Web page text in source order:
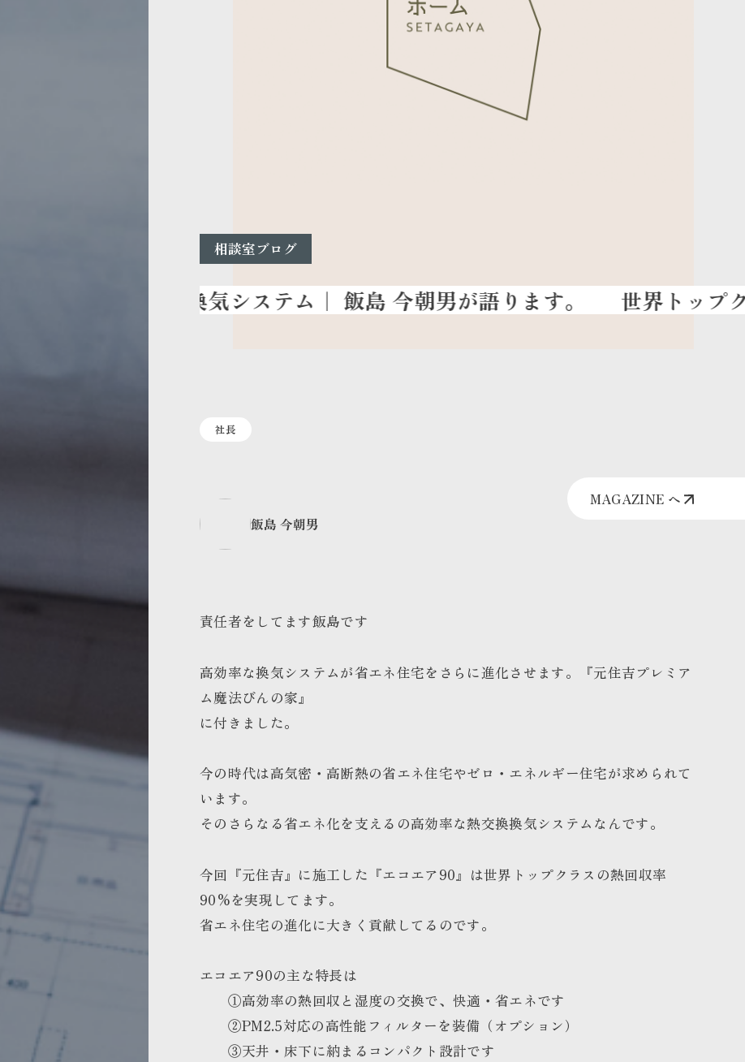
相談室ブログ
世界トップクラスの
社長
MAGAZINE へ
飯島 今朝男
責任者をしてます飯島です
高効率な換気システムが省エネ住宅をさらに進化させます。
『元住吉プレミア
ム魔法びんの家』
に付きました。
今の時代は高気密・高断熱の省エネ住宅やゼロ・エネルギー住宅が求められて
います。
そのさらなる省エネ化を支えるの高効率な熱交換換気システムなんです。
今回『元住吉』に施工した『エコエア90』は世界トップクラス の熱回収率
90%を実現してます。
省エネ住宅の進化に大きく 貢献してるのです。
エコエア90の主な特長は
①高効率の熱回収と湿度の交換で、快適・省エネです
②PM2.5対応の高性能フィルターを装備（オプション）
③天井・床下に納まるコンパクト設計です